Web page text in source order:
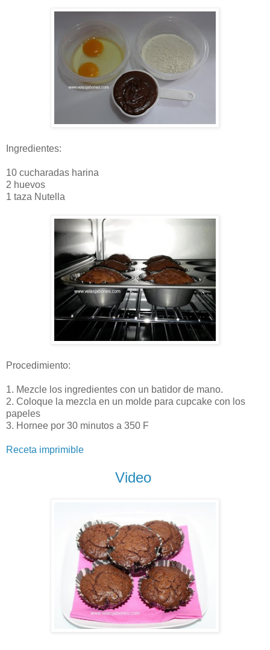
Ingredientes:
10 cucharadas harina
2 huevos
1 taza Nutella
Procedimiento:
1. Mezcle los ingredientes con un batidor de mano.
2. Coloque la mezcla en un molde para cupcake con los
papeles
3. Hornee por 30 minutos a 350 F
Receta imprimible
Video